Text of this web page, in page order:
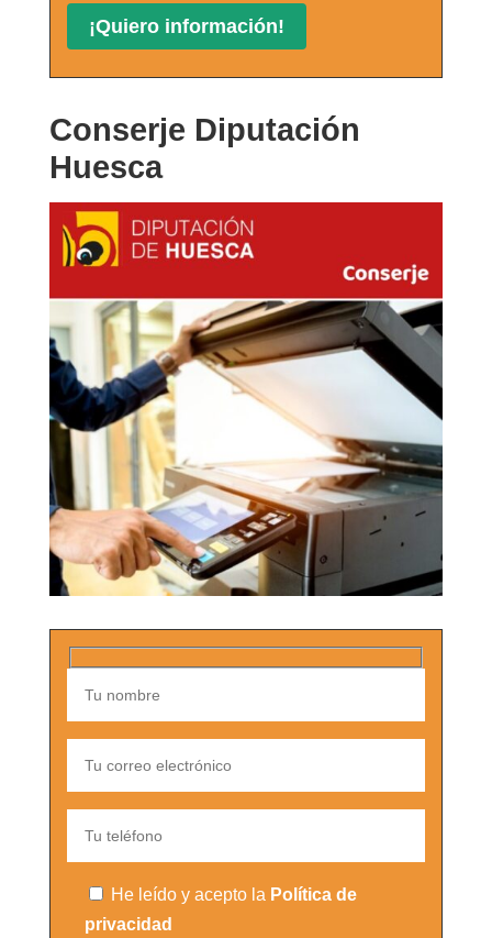
Conserje Diputación
Huesca
He leído y acepto la Política de
privacidad